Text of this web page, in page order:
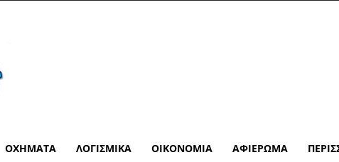
ΟΧΉΜΑΤΑ ΛΟΓΙΣΜΙΚΆ ΟΙΚΟΝΟΜΊΑ ΑΦΙΈΡΩΜΑ